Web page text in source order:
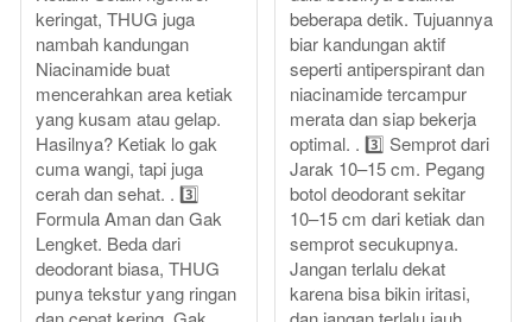
keringat, THUG juga
nambah kandungan
Niacinamide buat
mencerahkan area ketiak
yang kusam atau gelap.
Hasilnya? Ketiak lo gak
cuma wangi, tapi juga
cerah dan sehat. . 3️⃣
Formula Aman dan Gak
Lengket. Beda dari
deodorant biasa, THUG
punya tekstur yang ringan
beberapa detik. Tujuannya
biar kandungan aktif
seperti antiperspirant dan
niacinamide tercampur
merata dan siap bekerja
optimal. . 3️⃣ Semprot dari
Jarak 10–15 cm. Pegang
botol deodorant sekitar
10–15 cm dari ketiak dan
semprot secukupnya.
Jangan terlalu dekat
karena bisa bikin iritasi,